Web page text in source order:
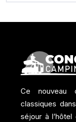
Ce nouveau
classiques
séjour à